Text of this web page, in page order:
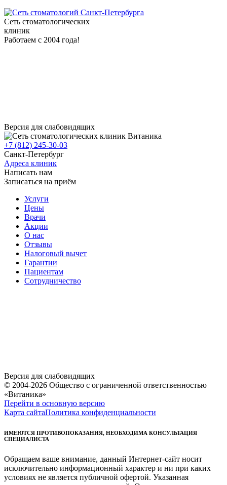
клиники
Сеть стоматологических
клиник
Работаем с 2004 года!
Версия для слабовидящих
+7 (812) 245-30-03
Санкт-Петербург
Адреса клиник
Написать нам
Записаться на приём
Услуги
Цены
Врачи
Акции
О нас
Отзывы
Налоговый вычет
Гарантии
Пациентам
Сотрудничество
Версия для слабовидящих
© 2004-2026 Общество с ограниченной ответственностью
«Витаника»
Перейти в основную версию
Карта сайтаПолитика конфиденциальности
ИМЕЮТСЯ ПРОТИВОПОКАЗАНИЯ, НЕОБХОДИМА КОНСУЛЬТАЦИЯ
СПЕЦИАЛИСТА
Обращаем ваше внимание, данный Интернет-сайт носит
исключительно информационный характер и ни при каких
условиях не является публичной офертой. Указанная